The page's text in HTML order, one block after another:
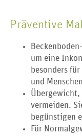
Präventive
um eine
besonders
und
Übergewicht,
vermeiden.
begünstigen
Für